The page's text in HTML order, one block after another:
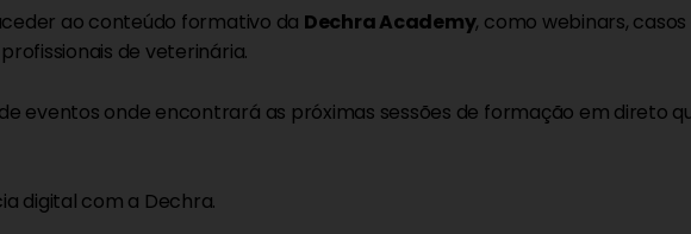
ao conteúdo formativo da Dechra Academy, como webinars,
de veterinária.
eventos onde encontrará as próximas sessões de formação em direto
digital com a Dechra.